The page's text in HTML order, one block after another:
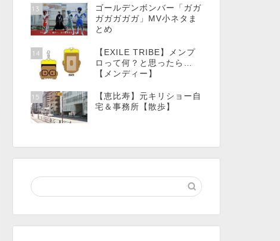
13
ゴールデンボンバー「ガガ
ガガガガガ」MV小ネタま
とめ
14
【EXILE TRIBE】メンプ
ロって何？と思ったら…
【メンディー】
15
【恵比寿】元キリショー自
宅＆事務所【散歩】